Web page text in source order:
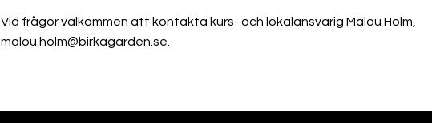
Vid frågor välkommen att kontakta kurs- och lokalansvarig Malou Holm,
malou.holm@birkagarden.se